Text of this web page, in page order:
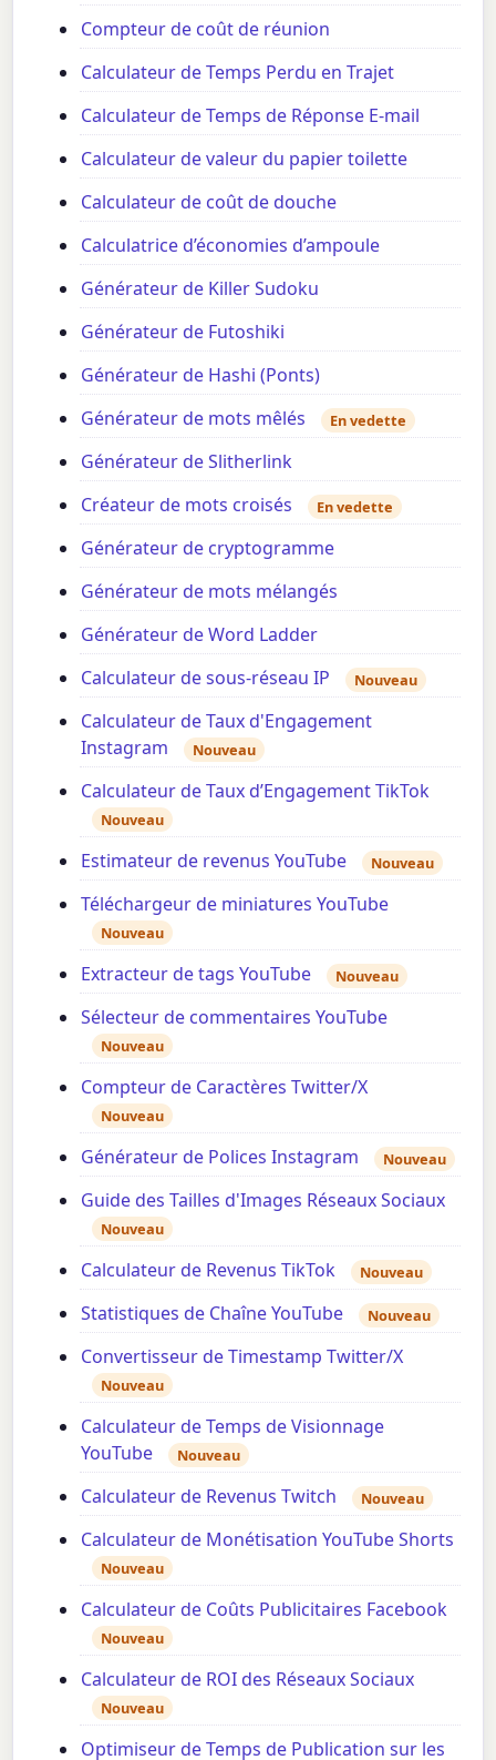
Compteur de coût de réunion
Calculateur de Temps Perdu en Trajet
Calculateur de Temps de Réponse E-mail
Calculateur de valeur du papier toilette
Calculateur de coût de douche
Calculatrice d’économies d’ampoule
Générateur de Killer Sudoku
Générateur de Futoshiki
Générateur de Hashi (Ponts)
Générateur de mots mêlés
En vedette
Générateur de Slitherlink
Créateur de mots croisés
En vedette
Générateur de cryptogramme
Générateur de mots mélangés
Générateur de Word Ladder
Calculateur de sous-réseau IP
Nouveau
Calculateur de Taux d'Engagement
Instagram
Nouveau
Calculateur de Taux d’Engagement TikTok
Nouveau
Estimateur de revenus YouTube Nouveau
Téléchargeur de miniatures YouTube
Nouveau
Extracteur de tags YouTube Nouveau
Sélecteur de commentaires YouTube
Nouveau
Compteur de Caractères Twitter/X
Nouveau
Générateur de Polices Instagram Nouveau
Guide des Tailles d'Images Réseaux Sociaux
Nouveau
Calculateur de Revenus TikTok Nouveau
Statistiques de Chaîne YouTube Nouveau
Convertisseur de Timestamp Twitter/X
Nouveau
Calculateur de Temps de Visionnage
YouTube
Nouveau
Calculateur de Revenus Twitch Nouveau
Calculateur de Monétisation YouTube Shorts
Nouveau
Calculateur de Coûts Publicitaires Facebook
Nouveau
Calculateur de ROI des Réseaux Sociaux
Nouveau
Optimiseur de Temps de Publication sur les